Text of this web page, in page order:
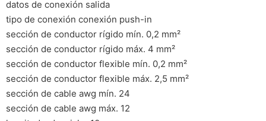
datos de conexión salida
tipo de conexión conexión push-in
sección de conductor rígido mín. 0,2 mm²
sección de conductor rígido máx. 4 mm²
sección de conductor flexible mín. 0,2 mm²
sección de conductor flexible máx. 2,5 mm²
sección de cable awg mín. 24
sección de cable awg máx. 12